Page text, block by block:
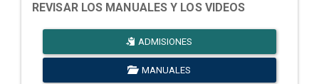
REVISAR LOS MANUALES Y LOS VIDEOS
ADMISIONES
MANUALES